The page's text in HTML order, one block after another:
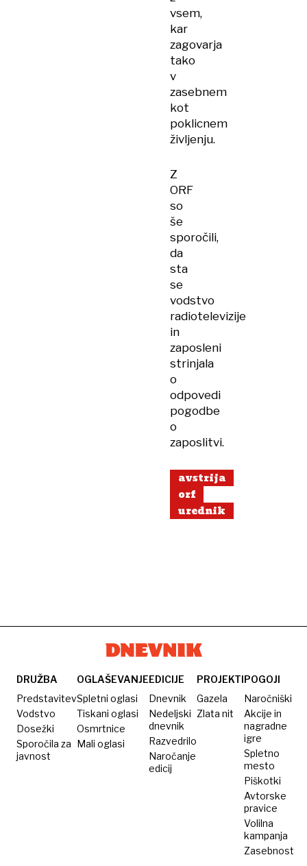
vsem,
kar
zagovarja
tako
v
zasebnem
kot
poklicnem
življenju.
Z
ORF
so
še
sporočili,
da
sta
se
vodstvo
radiotelevizije
in
zaposleni
strinjala
o
odpovedi
pogodbe
o
zaposlitvi.
avstrija
orf
urednik
DRUŽBA
Predstavitev
Vodstvo
Dosežki
Sporočila za
javnost
OGLAŠEVANJE
Spletni oglasi
Tiskani oglasi
Osmrtnice
Mali oglasi
EDICIJE
Dnevnik
Nedeljski
dnevnik
Razvedrilo
Naročanje
edicij
PROJEKTI
Gazela
Zlata nit
POGOJI
Naročniški
Akcije in
nagradne
igre
Spletno
mesto
Piškotki
Avtorske
pravice
Volilna
kampanja
Zasebnost